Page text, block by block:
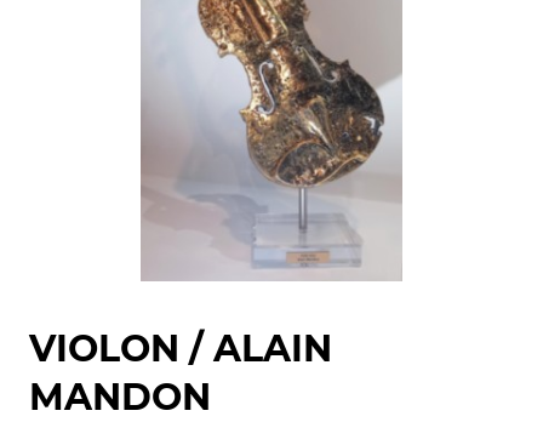
VIOLON / ALAIN
MANDON